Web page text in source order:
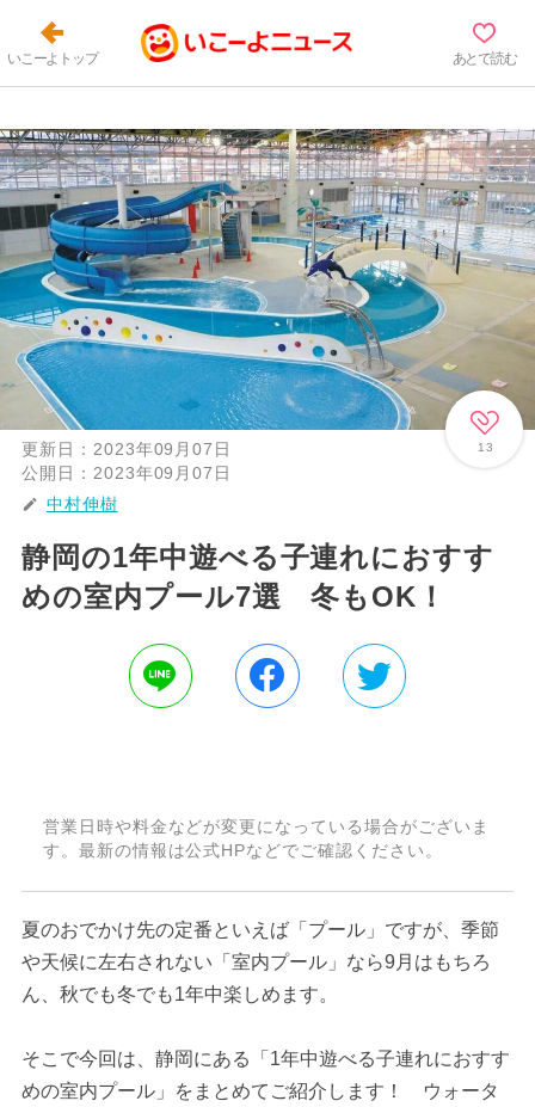
いこーよトップ あとで読む
13
更新日： 2023年09月07日
公開日： 2023年09月07日
中村伸樹
静岡の1年中遊べる子連れにおすす
めの室内プール7選 冬もOK！
営業日時や料金などが変更になっている場合がございま
す。最新の情報は公式HPなどでご確認ください。
夏のおでかけ先の定番といえば「プール」ですが、季節
や天候に左右されない「室内プール」なら9月はもちろ
ん、秋でも冬でも1年中楽しめます。
そこで今回は、静岡にある「1年中遊べる子連れにおすす
めの室内プール」をまとめてご紹介します！ ウォータ